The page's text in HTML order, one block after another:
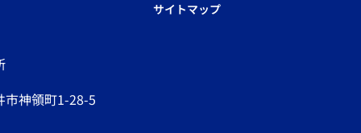
サイトマップ
市神領町1-28-5